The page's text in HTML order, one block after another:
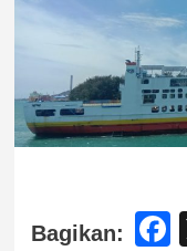
Bagikan: